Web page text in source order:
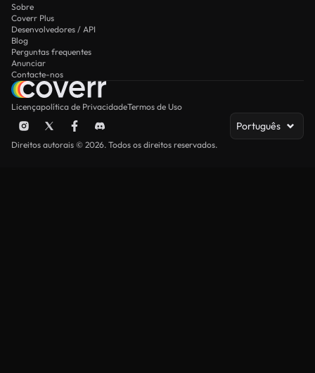
Sobre
Coverr Plus
Desenvolvedores / API
Blog
Perguntas frequentes
Anunciar
Contacte-nos
Licençapolítica de PrivacidadeTermos de Uso
Português
Direitos autorais © 2026. Todos os direitos reservados.